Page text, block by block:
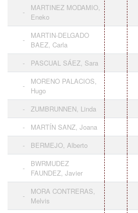
-
MARTINEZ MODAMIO,
Eneko
-
MARTIN-DELGADO
BAEZ, Carla
- PASCUAL SÁEZ, Sara
-
MORENO PALACIOS,
Hugo
- ZUMBRUNNEN, Linda
-
MARTÍN SANZ, Joana
-
BERMEJO, Alberto
-
BWRMUDEZ
FAUNDEZ, Javier
-
MORA CONTRERAS,
Melvis